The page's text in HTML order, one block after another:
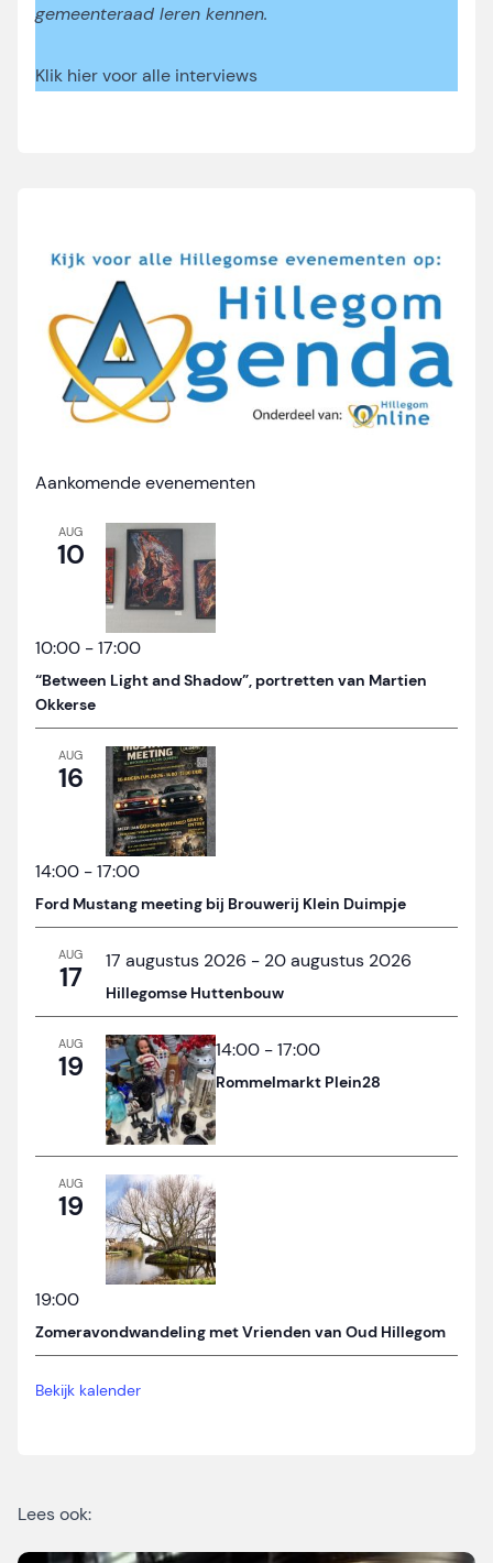
gemeenteraad leren kennen.
Klik hier voor alle interviews
Aankomende evenementen
AUG
10
10:00 -17:00
“Between Light and Shadow”, portretten van Martien
Okkerse
AUG
16
14:00 -17:00
Ford Mustang meeting bij Brouwerij Klein Duimpje
AUG
17 17 augustus 2026 - 20 augustus 2026
Hillegomse Huttenbouw
AUG
19 14:00 -17:00
Rommelmarkt Plein28
AUG
19
19:00
Zomeravondwandeling met Vrienden van Oud Hillegom
Bekijk kalender
Lees ook: